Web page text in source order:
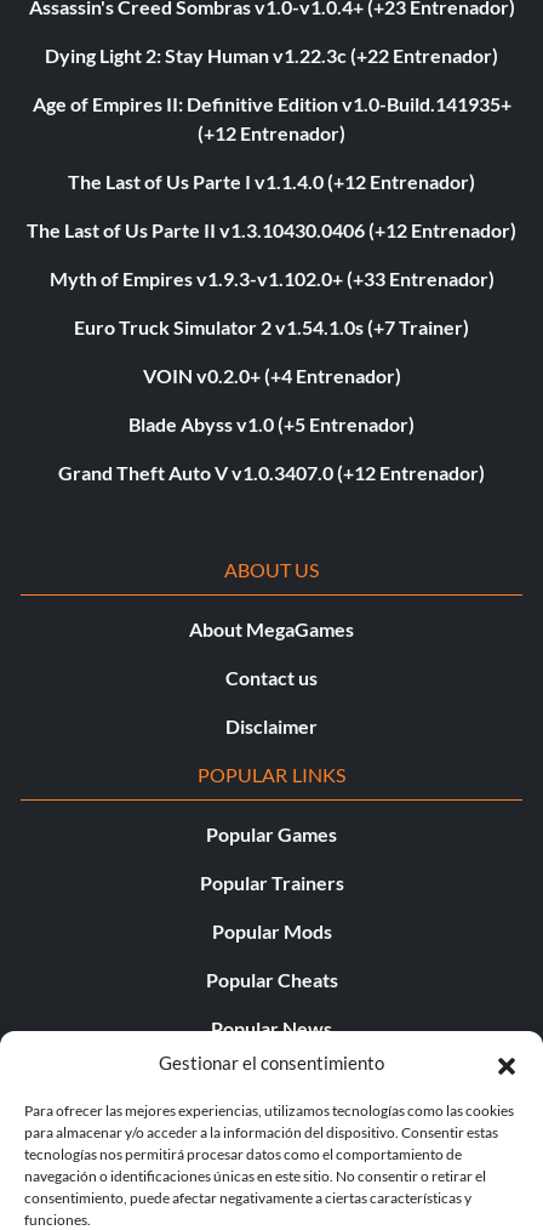
Gestionar el consentimiento
Para ofrecer las mejores experiencias, utilizamos tecnologías como las cookies
para almacenar y/o acceder a la información del dispositivo. Consentir estas
tecnologías nos permitirá procesar datos como el comportamiento de
navegación o identificaciones únicas en este sitio. No consentir o retirar el
consentimiento, puede afectar negativamente a ciertas características y
funciones.
Assassin's Creed Sombras v1.0-v1.0.4+ (+23 Entrenador)
Dying Light 2: Stay Human v1.22.3c (+22 Entrenador)
Age of Empires II: Definitive Edition v1.0-Build.141935+
(+12 Entrenador)
The Last of Us Parte I v1.1.4.0 (+12 Entrenador)
The Last of Us Parte II v1.3.10430.0406 (+12 Entrenador)
Myth of Empires v1.9.3-v1.102.0+ (+33 Entrenador)
Euro Truck Simulator 2 v1.54.1.0s (+7 Trainer)
VOIN v0.2.0+ (+4 Entrenador)
Blade Abyss v1.0 (+5 Entrenador)
Grand Theft Auto V v1.0.3407.0 (+12 Entrenador)
ABOUT US
About MegaGames
Contact us
Disclaimer
POPULAR LINKS
Popular Games
Popular Trainers
Popular Mods
Popular Cheats
Popular News
Popular Editorials
Popular Free Games
LATEST UPDATES